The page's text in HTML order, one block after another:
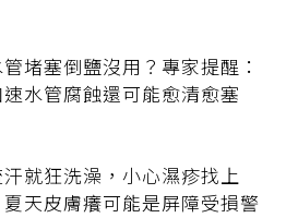
堵塞倒鹽沒用？專家提醒：
水管腐蝕還可能愈清愈塞
就狂洗澡，小心濕疹找上
天皮膚癢可能是屏障受損警